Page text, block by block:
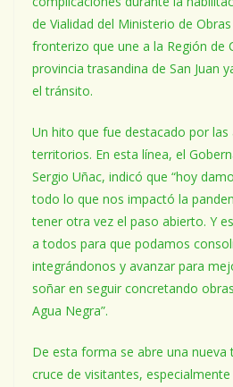
de Vialidad del Ministerio de
fronterizo que une a la Región de
provincia trasandina de San Juan
el tránsito.
Un hito que fue destacado por
territorios. En esta línea, el
Sergio Uñac, indicó que “hoy
todo lo que nos impactó la
tener otra vez el paso abierto. Y
a todos para que podamos
integrándonos y avanzar para
soñar en seguir concretando
Agua Negra”.
De esta forma se abre una nueva
cruce de visitantes,